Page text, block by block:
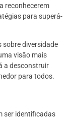
reconhecerem
para superá-
sobre diversidade
visão mais
a desconstruir
para todos.
ser identificadas